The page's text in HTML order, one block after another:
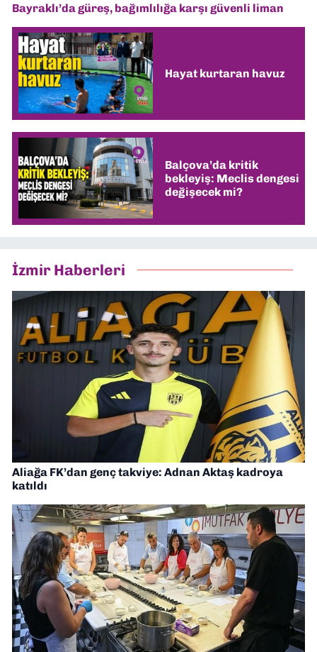
Bayraklı’da güreş, bağımlılığa karşı güvenli liman
Hayat kurtaran havuz
Balçova’da kritik
bekleyiş: Meclis dengesi
değişecek mi?
İzmir Haberleri
Aliağa FK’dan genç takviye: Adnan Aktaş kadroya
katıldı